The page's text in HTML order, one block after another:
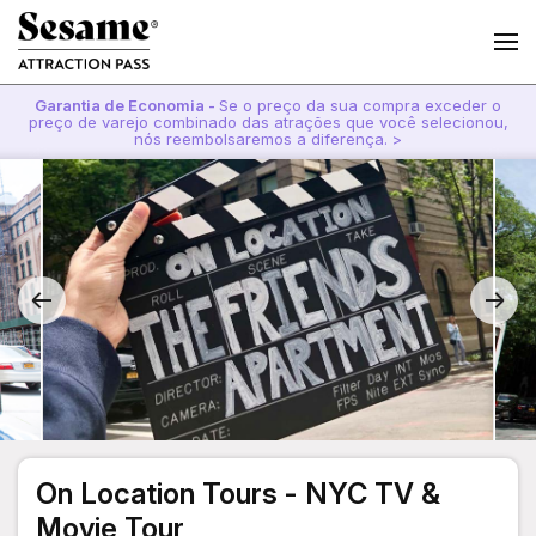
Garantia de Economia - Se o preço da sua compra exceder o
preço de varejo combinado das atrações que você selecionou,
nós reembolsaremos a diferença. >
On Location Tours - NYC TV &
Movie Tour